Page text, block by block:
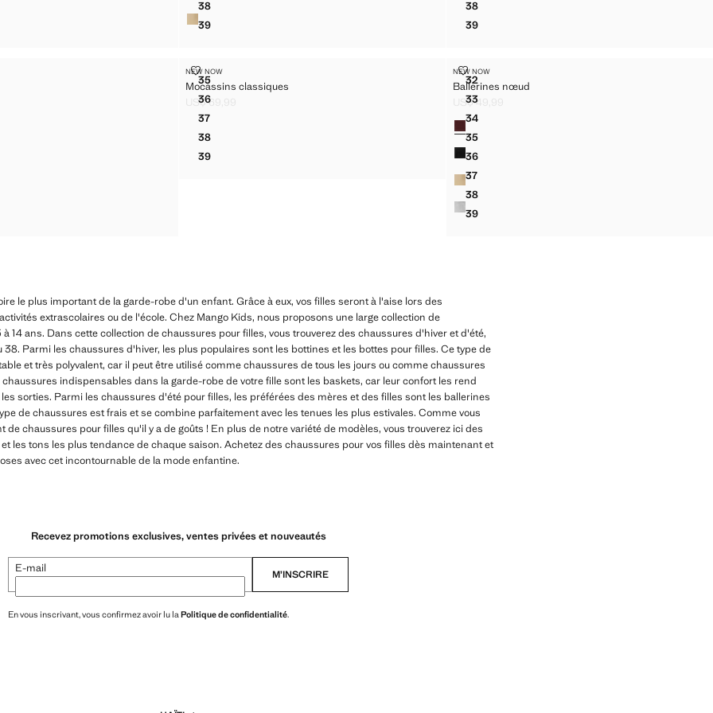
CUIR BOVIN À LACETS
CUIR BOVIN À LACETS
38BALLERINES MÉTALLISÉES NŒUD
39BALLERINES MÉTALLISÉES NŒUD
38SABOTS AVEC SURPIQÛRE ET BOUCLE
39SABOTS AVEC SURPIQÛRE ET BOUCLE
NŒUD
NŒUD
NŒUD
NŒUD
NŒUD
NŒUD
NŒUD
Tailles
35MOCASSINS CLASSIQUES
36MOCASSINS CLASSIQUES
37MOCASSINS CLASSIQUES
38MOCASSINS CLASSIQUES
39MOCASSINS CLASSIQUES
NEW NOW
Mocassins classiques
MOCASSINS CLASSIQUES
US$ 69,99
Tailles
32BALLERINES NŒUD
33BALLERINES NŒUD
34BALLERINES NŒUD
35BALLERINES NŒUD
36BALLERINES NŒUD
37BALLERINES NŒUD
38BALLERINES NŒUD
39BALLERINES NŒUD
NEW NOW
Ballerines nœud
BALLERINES NŒUD
US$ 49,99
Couleurs
le plus important de la garde-robe d'un enfant. Grâce à eux, vos filles seront à l'aise lors des
extrascolaires ou de l'école. Chez Mango Kids, nous proposons une large collection de
14 ans. Dans cette collection de chaussures pour filles, vous trouverez des chaussures d'hiver et d'été,
38. Parmi les chaussures d'hiver, les plus populaires sont les bottines et les bottes pour filles. Ce type de
et très polyvalent, car il peut être utilisé comme chaussures de tous les jours ou comme chaussures
indispensables dans la garde-robe de votre fille sont les baskets, car leur confort les rend
sorties. Parmi les chaussures d'été pour filles, les préférées des mères et des filles sont les ballerines
de chaussures est frais et se combine parfaitement avec les tenues les plus estivales. Comme vous
de chaussures pour filles qu'il y a de goûts ! En plus de notre variété de modèles, vous trouverez ici des
les tons les plus tendance de chaque saison. Achetez des chaussures pour vos filles dès maintenant et
avec cet incontournable de la mode enfantine.
Recevez promotions exclusives, ventes privées et nouveautés
E-mail M’INSCRIRE
En vous inscrivant, vous confirmez avoir lu la Politique de confidentialité.